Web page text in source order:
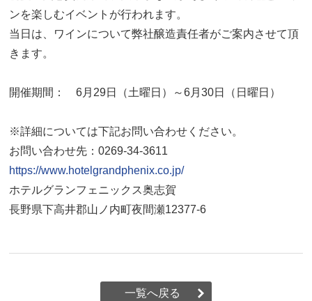
ンを楽しむイベントが行われます。
当日は、ワインについて弊社醸造責任者がご案内させて頂
きます。
開催期間： 6月29日（土曜日）～6月30日（日曜日）
※詳細については下記お問い合わせください。
お問い合わせ先：0269-34-3611
https://www.hotelgrandphenix.co.jp/
ホテルグランフェニックス奥志賀
長野県下高井郡山ノ内町夜間瀬12377-6
一覧へ戻る